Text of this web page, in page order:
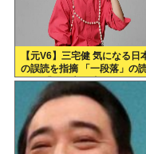
【元V6】三宅健 気になる日
の誤読を指摘 「一段落」の
は？ 「使い方間違ってるん
なとか」